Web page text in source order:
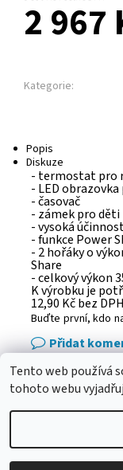
2 967
Kategorie:
Popis
Diskuze
- termostat pro
- LED
- časovač
- zámek pro děti
- vysoká
- funkce Power
- 2 hořáky o
Share
- celkový výkon
K výrobku je
12,90 Kč bez
Buďte první, kdo
Přidat
2026 ©
Tento web používá
tohoto webu